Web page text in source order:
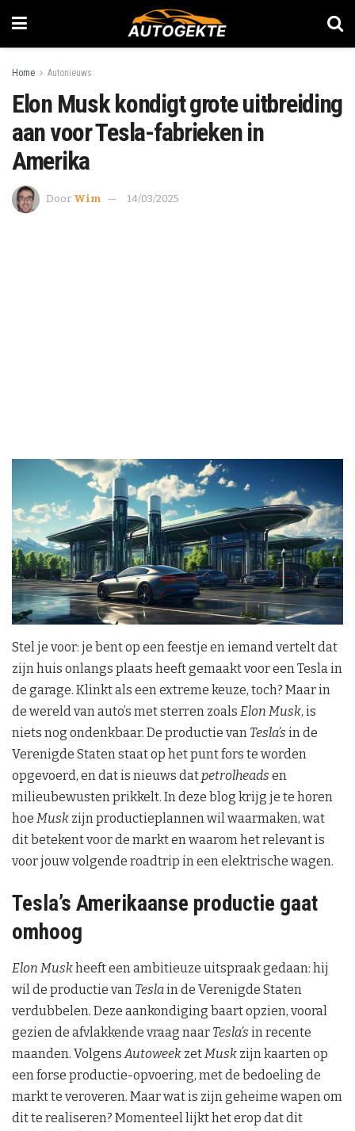
Home Autonieuws
Elon Musk kondigt grote uitbreiding
aan voor Tesla-fabrieken in
Amerika
Door Wim 14/03/2025
Stel je voor: je bent op een feestje en iemand vertelt dat
zijn huis onlangs plaats heeft gemaakt voor een Tesla in
de garage. Klinkt als een extreme keuze, toch? Maar in
de wereld van auto’s met sterren zoals Elon Musk, is
niets nog ondenkbaar. De productie van Tesla’s in de
Verenigde Staten staat op het punt fors te worden
opgevoerd, en dat is nieuws dat petrolheads en
milieubewusten prikkelt. In deze blog krijg je te horen
hoe Musk zijn productieplannen wil waarmaken, wat
dit betekent voor de markt en waarom het relevant is
voor jouw volgende roadtrip in een elektrische wagen.
Tesla’s Amerikaanse productie gaat
omhoog
Elon Muskheeft een ambitieuze uitspraak gedaan: hij
wil de productie van Teslain de Verenigde Staten
verdubbelen. Deze aankondiging baart opzien, vooral
gezien de afvlakkende vraag naar Tesla’s in recente
maanden. VolgensAutoweek zetMusk zijn kaarten op
een forse productie-opvoering, met de bedoeling de
markt te veroveren. Maar wat is zijn geheime wapen om
dit te realiseren? Momenteel lijkt het erop dat dit